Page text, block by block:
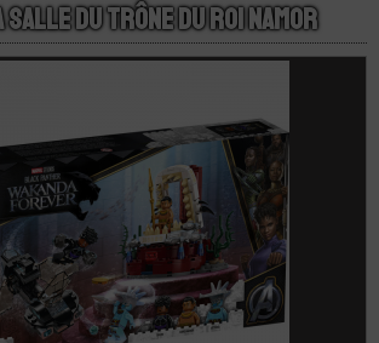
Salle du Trône du roi Namor